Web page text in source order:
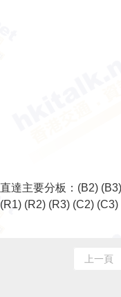
直達主要分板： (B2) (B3)
(R1) (R2) (R3) (C2) (C3)
上一頁